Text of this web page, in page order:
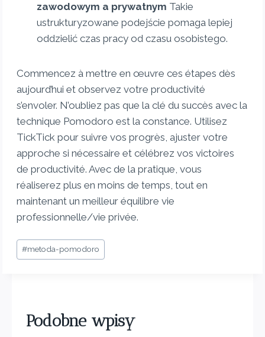
zawodowym a prywatnym Takie
ustrukturyzowane podejście pomaga lepiej
oddzielić czas pracy od czasu osobistego.
Commencez à mettre en œuvre ces étapes dès
aujourd’hui et observez votre productivité
s’envoler. N’oubliez pas que la clé du succès avec la
technique Pomodoro est la constance. Utilisez
TickTick pour suivre vos progrès, ajuster votre
approche si nécessaire et célébrez vos victoires
de productivité. Avec de la pratique, vous
réaliserez plus en moins de temps, tout en
maintenant un meilleur équilibre vie
professionnelle/vie privée.
#metoda-pomodoro
Podobne wpisy